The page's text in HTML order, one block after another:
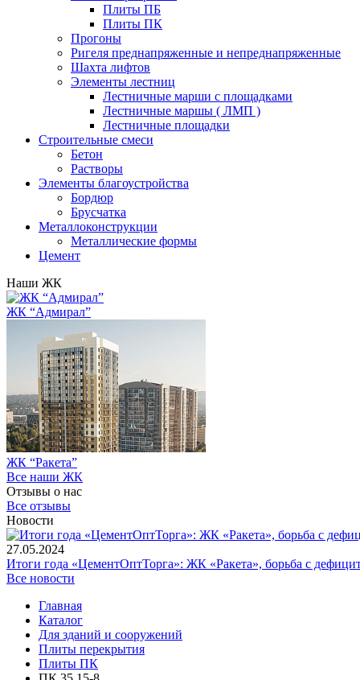
Плиты ПБ
Плиты ПК
Прогоны
Ригеля преднапряженные и непреднапряженные
Шахта лифтов
Элементы лестниц
Лестничные марши с площадками
Лестничные маршы ( ЛМП )
Лестничные площадки
Строительные смеси
Бетон
Растворы
Элементы благоустройства
Бордюр
Брусчатка
Металлоконструкции
Металлические формы
Цемент
Наши ЖК
ЖК “Адмирал”
ЖК “Ракета”
Все наши ЖК
Отзывы о нас
Все отзывы
Новости
27.05.2024
Итоги года «ЦементОптТорга»: ЖК «Ракета», борьба с
Все новости
Главная
Каталог
Для зданий и сооружений
Плиты перекрытия
Плиты ПК